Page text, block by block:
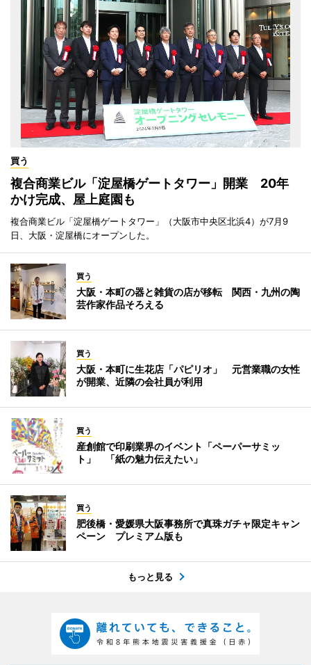
買う
複合商業ビル「淀屋橋ゲートタワー」開業 20年
かけ完成、屋上庭園も
複合商業ビル「淀屋橋ゲートタワー」（大阪市中央区北浜4）が7月9
日、大阪・淀屋橋にオープンした。
買う
大阪・本町の器と雑貨の店が移転 関西・九州の陶
芸作家作品そろえる
買う
大阪・本町に生花店「パピリオ」 元営業職の女性
が開業、近隣の会社員が利用
買う
産創館で印刷業界のイベント「ペーパーサミッ
ト」 「紙の魅力伝えたい」
買う
肥後橋・愛媛県大阪事務所で真珠ガチャ限定キャン
ペーン プレミアム版も
もっと見る